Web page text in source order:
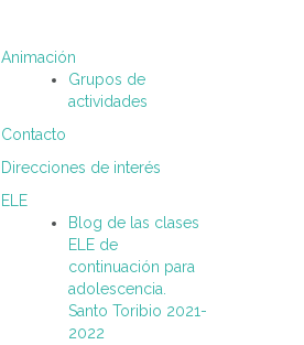
Animación
Grupos de
actividades
Contacto
Direcciones de interés
ELE
Blog de las clases
ELE de
continuación para
adolescencia.
Santo Toribio 2021-
2022